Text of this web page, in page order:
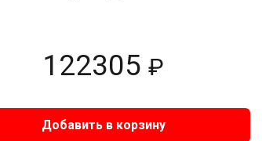
122305 ₽
Добавить в корзину